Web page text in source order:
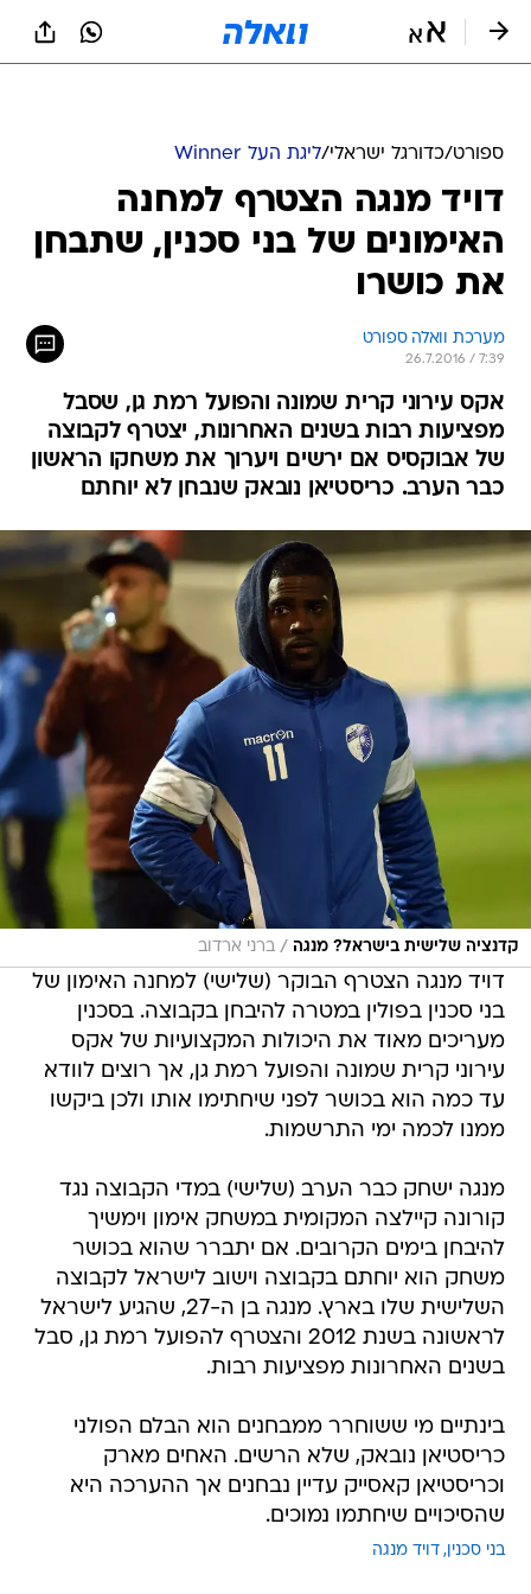
ספורט/כדורגל ישראלי/ליגת העל Winner
דויד מנגה הצטרף למחנה
האימונים של בני סכנין, שתבחן
את כושרו
מערכת וואלה ספורט
26.7.2016 / 7:39
אקס עירוני קרית שמונה והפועל רמת גן, שסבל
מפציעות רבות בשנים האחרונות, יצטרף לקבוצה
של אבוקסיס אם ירשים ויערוך את משחקו הראשון
כבר הערב. כריסטיאן נובאק שנבחן לא יוחתם
קדנציה שלישית בישראל? מנגה / ברני ארדוב
דויד מנגה הצטרף הבוקר (שלישי) למחנה האימון של
בני סכנין בפולין במטרה להיבחן בקבוצה. בסכנין
מעריכים מאוד את היכולות המקצועיות של אקס
עירוני קרית שמונה והפועל רמת גן, אך רוצים לוודא
עד כמה הוא בכושר לפני שיחתימו אותו ולכן ביקשו
ממנו לכמה ימי התרשמות.
מנגה ישחק כבר הערב (שלישי) במדי הקבוצה נגד
קורונה קיילצה המקומית במשחק אימון וימשיך
להיבחן בימים הקרובים. אם יתברר שהוא בכושר
משחק הוא יוחתם בקבוצה וישוב לישראל לקבוצה
השלישית שלו בארץ. מנגה בן ה-27, שהגיע לישראל
לראשונה בשנת 2012 והצטרף להפועל רמת גן, סבל
בשנים האחרונות מפציעות רבות.
בינתיים מי ששוחרר ממבחנים הוא הבלם הפולני
כריסטיאן נובאק, שלא הרשים. האחים מארק
וכריסטיאן קאסייק עדיין נבחנים אך ההערכה היא
שהסיכויים שיחתמו נמוכים.
בני סכנין דויד מנגה